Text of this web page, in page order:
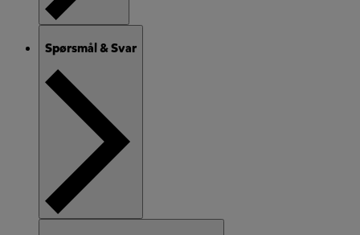
Spørsmål & Svar